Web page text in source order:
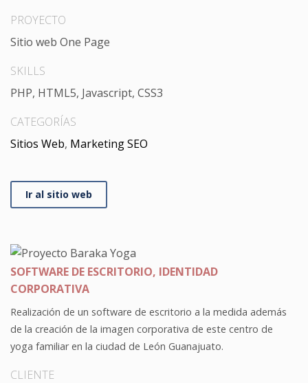
PROYECTO
Sitio web One Page
SKILLS
PHP, HTML5, Javascript, CSS3
CATEGORÍAS
Sitios Web, Marketing SEO
Ir al sitio web
SOFTWARE DE ESCRITORIO, IDENTIDAD
CORPORATIVA
Realización de un software de escritorio a la medida además
de la creación de la imagen corporativa de este centro de
yoga familiar en la ciudad de León Guanajuato.
CLIENTE